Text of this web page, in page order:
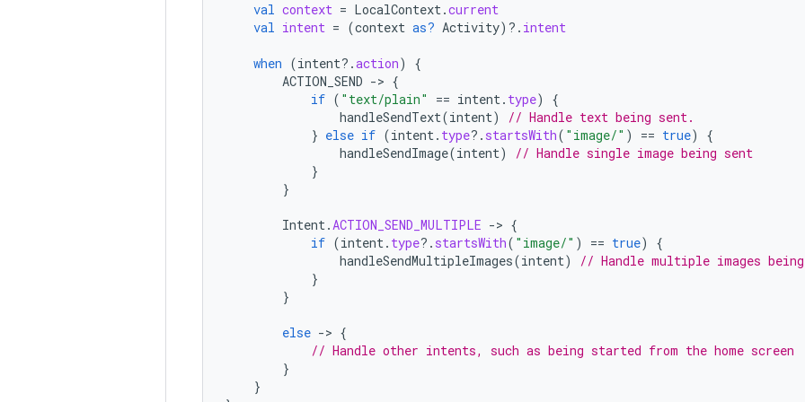
val context = LocalContext.current
val intent = (context as? Activity) ?. intent
when (intent?.action)
{
ACTION_SEND -> {
if ( "text/plain" == intent. type)
{
handleSendText(intent)
// Handle text being sent.
} else if (intent. type?. startsWith( "image/" ) == true)
{
handleSendImage(intent)
// Handle single image being sent
}
}
Intent.ACTION_SEND_MULTIPLE -> {
if (intent. type?. startsWith( "image/" ) == true)
{
handleSendMultipleImages(intent)
// Handle multiple images
}
}
else -> {
// Handle other intents, such as being started from the home screen
}
}